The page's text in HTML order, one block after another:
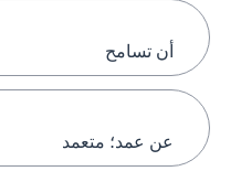
أن تسامح
عن عمد؛ متعمد